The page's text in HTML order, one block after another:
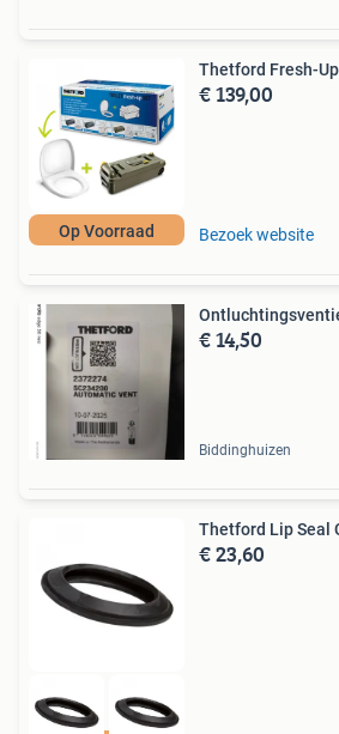
Op Voorraad
Thetford Fresh-
€ 139,00
Bezoek website
€ 14,50
Biddinghuizen
Thetford Lip Seal
€ 23,60